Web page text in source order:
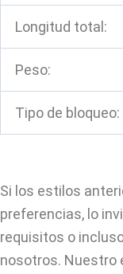
Longitud total:
Peso:
Tipo de bloqueo:
Si los estilos
preferencias, lo
requisitos o
nosotros. Nuestro